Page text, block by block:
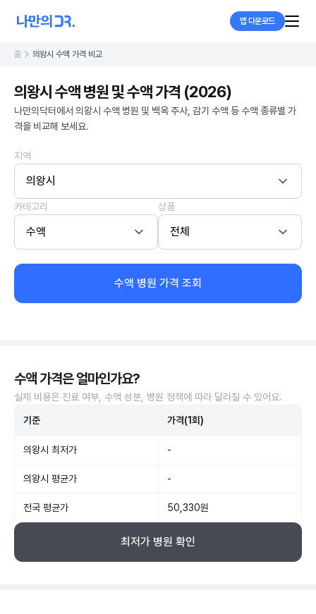
앱 다운로드
홈 의왕시 수액 가격 비교
의왕시 수액 병원 및 수액 가격 (2026)
나만의닥터에서 의왕시 수액 병원 및 백옥 주사, 감기 수액 등 수액 종류별 가
격을 비교해 보세요.
지역
의왕시
카테고리
수액
상품
전체
수액 병원 가격 조회
수액 가격은 얼마인가요?
실제 비용은 진료 여부, 수액 성분, 병원 정책에 따라 달라질 수 있어요.
기준 가격(1회)
의왕시 최저가 -
의왕시 평균가 -
전국 평균가 50,330원
최저가 병원 확인